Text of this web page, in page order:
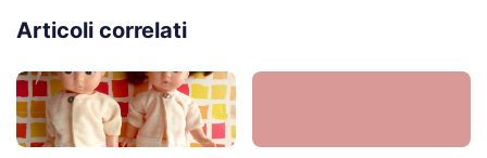
Articoli correlati